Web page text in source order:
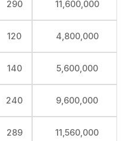
290 11,600,000
120 4,800,000
140 5,600,000
240 9,600,000
289 11,560,000